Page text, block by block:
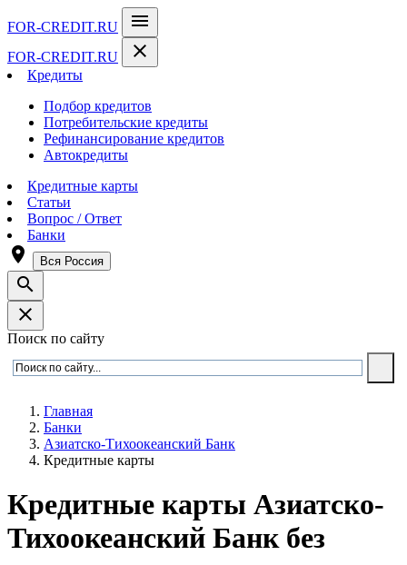
FOR-CREDIT.RU menu
FOR-CREDIT.RU close
Кредиты
Подбор кредитов
Потребительские кредиты
Рефинансирование кредитов
Автокредиты
Кредитные карты
Статьи
Вопрос / Ответ
Банки
room Вся Россия
search
close
Поиск по сайту
Главная
Банки
Азиатско-Тихоокеанский Банк
Кредитные карты
Кредитные карты Азиатско-
Тихоокеанский Банк без